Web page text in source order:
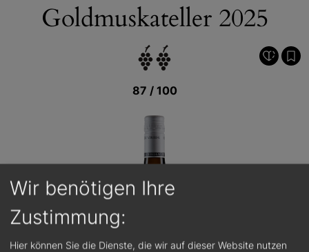
Goldmuskateller 2025
87 / 100
Wir benötigen Ihre
Zustimmung:
Hier können Sie die Dienste, die wir auf dieser Website nutzen